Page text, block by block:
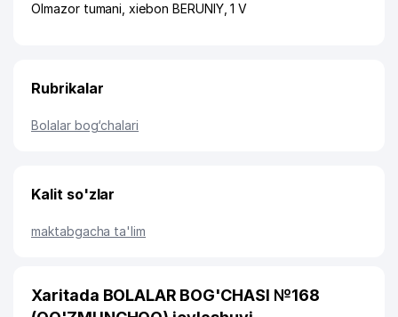
Olmazor tumani ,xiеbon BERUNIY, 1 V
Rubrikalar
Bolalar bog‘chalari
Kalit so'zlar
maktabgacha ta'lim
Xaritada BOLALAR BOG'CHASI №168